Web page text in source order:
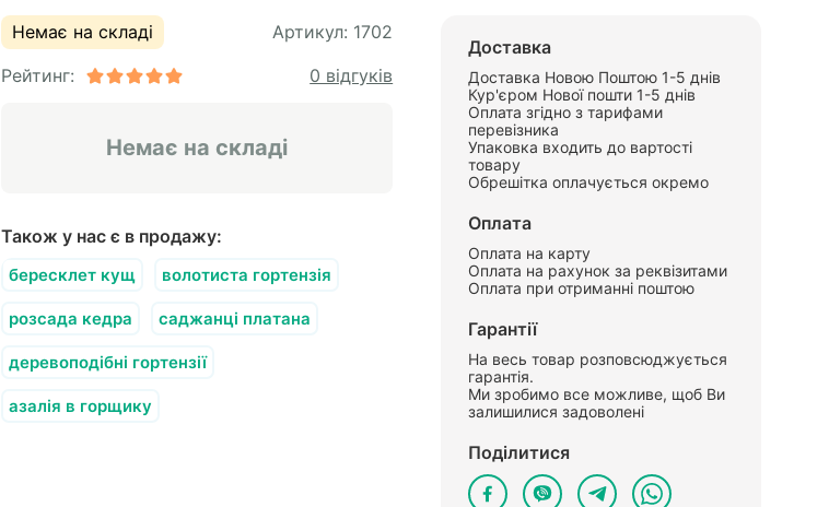
Немає на складі Артикул: 1702
Рейтинг:
0 відгуків
Немає на складі
Також у нас є в продажу:
бересклет кущ волотиста гортензія
розсада кедра саджанці платана
деревоподібні гортензії
азалія в горщику
Доставка
Доставка Новою Поштою 1-5 днів
Кур'єром Нової пошти 1-5 днів
Оплата згідно з тарифами
перевізника
Упаковка входить до вартості
товару
Обрешітка оплачується окремо
Оплата
Оплата на карту
Оплата на рахунок за реквізитами
Оплата при отриманні поштою
Гарантії
На весь товар розповсюджується
гарантія.
Ми зробимо все можливе, щоб Ви
залишилися задоволені
Поділитися